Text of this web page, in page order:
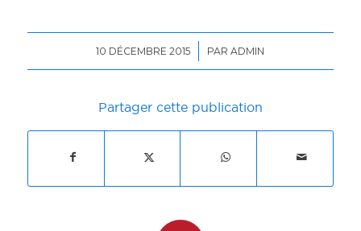
10 DÉCEMBRE 2015
/ PARADMIN
Partager cette publication